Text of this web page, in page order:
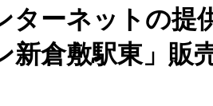
ーネットの提
新倉敷駅東」販